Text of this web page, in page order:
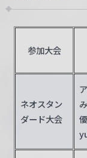
e
参加大会
ネオスタン
ダード大会